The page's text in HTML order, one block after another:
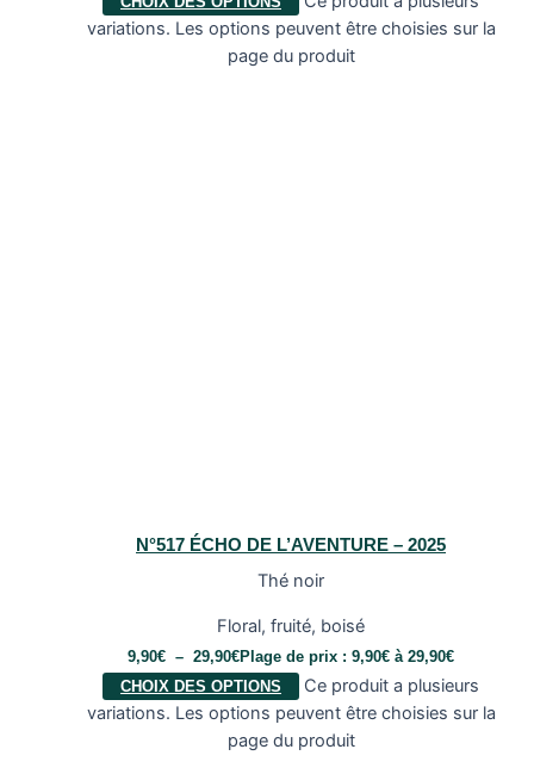
variations. Les options peuvent être choisies sur la
page du produit
N°517 ÉCHO DE L’AVENTURE – 2025
Thé noir
Floral, fruité, boisé
9,90€ – 29,90€Plage de prix : 9,90€ à 29,90€
CHOIX DES OPTIONS
Ce produit a plusieurs
variations. Les options peuvent être choisies sur la
page du produit